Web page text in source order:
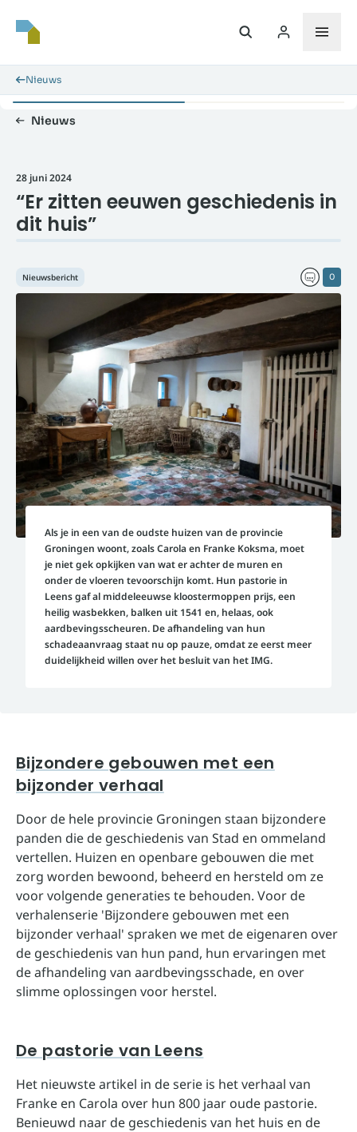
Nieuws
Nieuws
28 juni 2024
“Er zitten eeuwen geschiedenis in
dit huis”
0
Nieuwsbericht
Als je in een van de oudste huizen van de provincie
Groningen woont, zoals Carola en Franke Koksma, moet
je niet gek opkijken van wat er achter de muren en
onder de vloeren tevoorschijn komt. Hun pastorie in
Leens gaf al middeleeuwse kloostermoppen prijs, een
heilig wasbekken, balken uit 1541 en, helaas, ook
aardbevingsscheuren. De afhandeling van hun
schadeaanvraag staat nu op pauze, omdat ze eerst meer
duidelijkheid willen over het besluit van het IMG.
Bijzondere gebouwen met een
bijzonder verhaal
Door de hele provincie Groningen staan bijzondere
panden die de geschiedenis van Stad en ommeland
vertellen. Huizen en openbare gebouwen die met
zorg worden bewoond, beheerd en hersteld om ze
voor volgende generaties te behouden. Voor de
verhalenserie 'Bijzondere gebouwen met een
bijzonder verhaal' spraken we met de eigenaren over
de geschiedenis van hun pand, hun ervaringen met
de afhandeling van aardbevingsschade, en over
slimme oplossingen voor herstel.
De pastorie van Leens
Het nieuwste artikel in de serie is het verhaal van
Franke en Carola over hun 800 jaar oude pastorie.
Benieuwd naar de geschiedenis van het huis en de